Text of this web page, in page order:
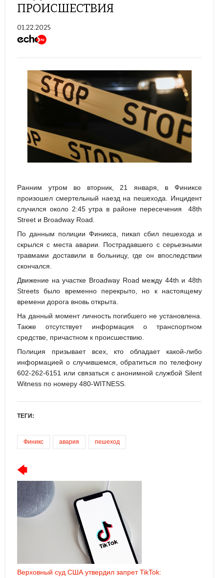
ПРОИСШЕСТВИЯ
01.22.2025
Ранним утром во вторник, 21 января, в Финиксе
произошел смертельный наезд на пешехода. Инцидент
случился около 2:45 утра в районе пересечения 48th
Street и Broadway Road.
По данным полиции Финикса, пикап сбил пешехода и
скрылся с места аварии. Пострадавшего с серьезными
травмами доставили в больницу, где он впоследствии
скончался.
Движение на участке Broadway Road между 44th и 48th
Streets было временно перекрыто, но к настоящему
времени дорога вновь открыта.
На данный момент личность погибшего не установлена.
Также отсутствует информация о транспортном
средстве, причастном к происшествию.
Полиция призывает всех, кто обладает какой-либо
информацией о случившемся, обратиться по телефону
602-262-6151 или связаться с анонимной службой Silent
Witness по номеру 480-WITNESS.
ТЕГИ:
Финикс авария пешеход
Верховный суд США утвердил запрет TikTok: